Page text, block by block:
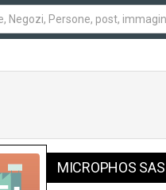
MICROPHOS SAS